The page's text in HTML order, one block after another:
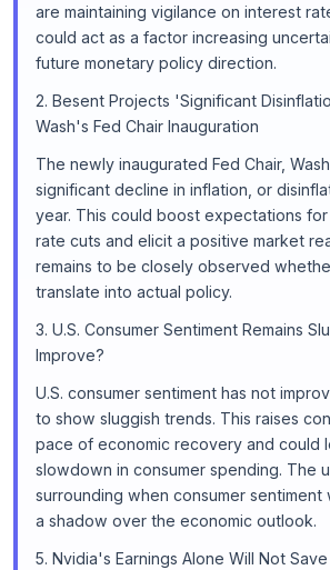
are maintaining vigilance on interest
could act as a factor increasing
future monetary policy direction.
2. Besent Projects 'Significant
Wash's Fed Chair Inauguration
The newly inaugurated Fed Chair,
significant decline in inflation, or
year. This could boost expectations
rate cuts and elicit a positive market
remains to be closely observed
translate into actual policy.
3. U.S. Consumer Sentiment Remains
Improve?
U.S. consumer sentiment has not
to show sluggish trends. This raises
pace of economic recovery and could
slowdown in consumer spending. The
surrounding when consumer sentiment
a shadow over the economic outlook.
5. Nvidia's Earnings Alone Will Not